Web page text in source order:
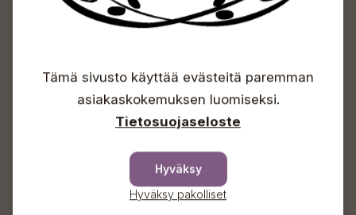
Arkisin 09-18
Lauantaisin 09-16
Info & vaihde
+358 50 388 9592
Tämä sivusto käyttää evästeitä paremman
asiakaskokemuksen luomiseksi.
Tietosuojaseloste
Hyväksy
Hyväksy pakolliset